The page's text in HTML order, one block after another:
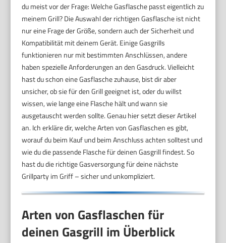
du meist vor der Frage: Welche Gasflasche passt eigentlich zu
meinem Grill? Die Auswahl der richtigen Gasflasche ist nicht
nur eine Frage der Größe, sondern auch der Sicherheit und
Kompatibilität mit deinem Gerät. Einige Gasgrills
funktionieren nur mit bestimmten Anschlüssen, andere
haben spezielle Anforderungen an den Gasdruck. Vielleicht
hast du schon eine Gasflasche zuhause, bist dir aber
unsicher, ob sie für den Grill geeignet ist, oder du willst
wissen, wie lange eine Flasche hält und wann sie
ausgetauscht werden sollte. Genau hier setzt dieser Artikel
an. Ich erkläre dir, welche Arten von Gasflaschen es gibt,
worauf du beim Kauf und beim Anschluss achten solltest und
wie du die passende Flasche für deinen Gasgrill findest. So
hast du die richtige Gasversorgung für deine nächste
Grillparty im Griff – sicher und unkompliziert.
Arten von Gasflaschen für
deinen Gasgrill im Überblick